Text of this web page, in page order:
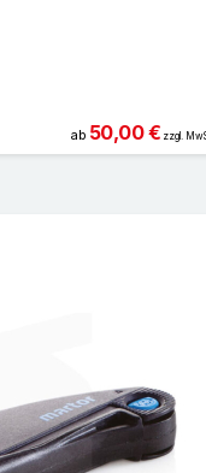
ab 50,00 € zzgl.